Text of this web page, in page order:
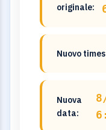
originale:
Nuovo
Nuova
data: